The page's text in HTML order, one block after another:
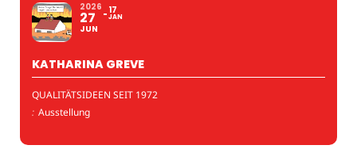
2026
27
JUN
17
JAN
KATHARINA GREVE
QUALITÄTSIDEEN SEIT 1972
: Ausstellung